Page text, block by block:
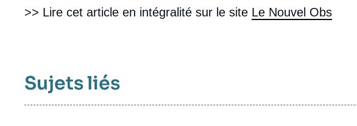
>> Lire cet article en intégralité sur le site Le Nouvel Obs
Sujets liés